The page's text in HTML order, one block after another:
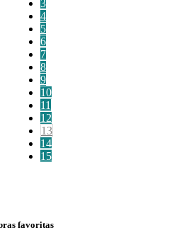
3
4
5
6
7
8
9
10
11
12
13
14
15
favoritas